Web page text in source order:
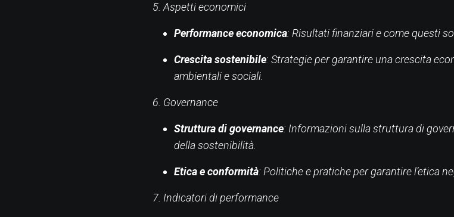
5. Aspetti economici
Performance economica: Risultati finanziari e come questi
Crescita sostenibile: Strategie per garantire una crescita
ambientali e sociali.
6. Governance
Struttura di governance: Informazioni sulla struttura di
della sostenibilità.
Etica e conformità: Politiche e pratiche per garantire l’etica
7. Indicatori di performance